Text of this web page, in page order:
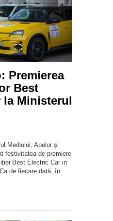
Premierea
Best
la Ministerul
Mediului, Apelor și
festivitatea de premiere
Best Electric Car in
de fiecare dată, în